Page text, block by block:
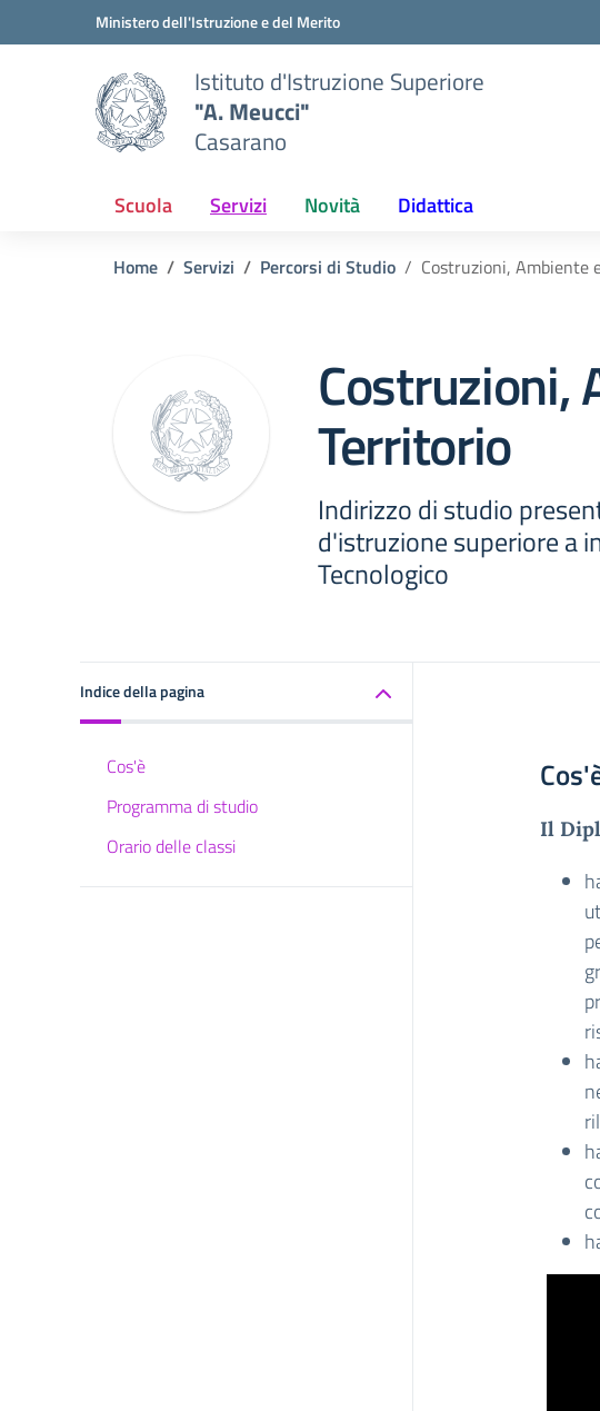
Vai ai contenuti
Vai al menu di navigazioneMinistero dell'Istruzione e del Merito
Istituto d'Istruzione Superiore
"A. Meucci"
Casarano
Scuola Servizi Novità Didattica
Home Servizi Percorsi di Studio Costruzioni, Ambiente
Costruzioni,
Territorio
Indirizzo di studio
d'istruzione superiore a
Tecnologico
Indice della pagina
Cos'è
Programma di studio
Orario delle classi
Il